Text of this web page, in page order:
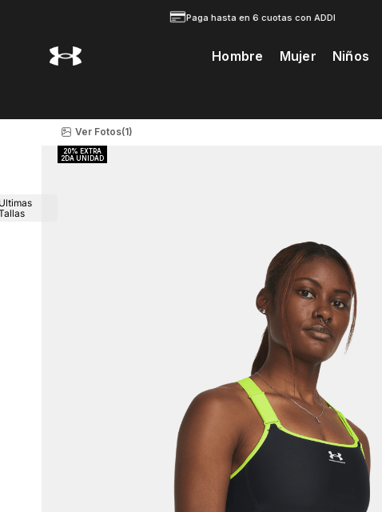
Paga hasta en 6 cuotas con ADDI
Hombre Mujer Niños
Ver Fotos(1)